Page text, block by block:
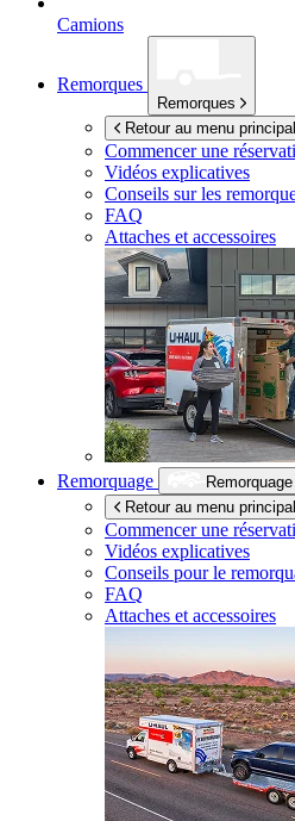
Camions
Remorques
Remorques
Retour au menu principal
Commencer une
Vidéos explicatives
Conseils sur les
FAQ
Attaches et accessoires
Remorquage
Remorquage
Retour au menu principal
Commencer une
Vidéos explicatives
Conseils pour le
FAQ
Attaches et accessoires